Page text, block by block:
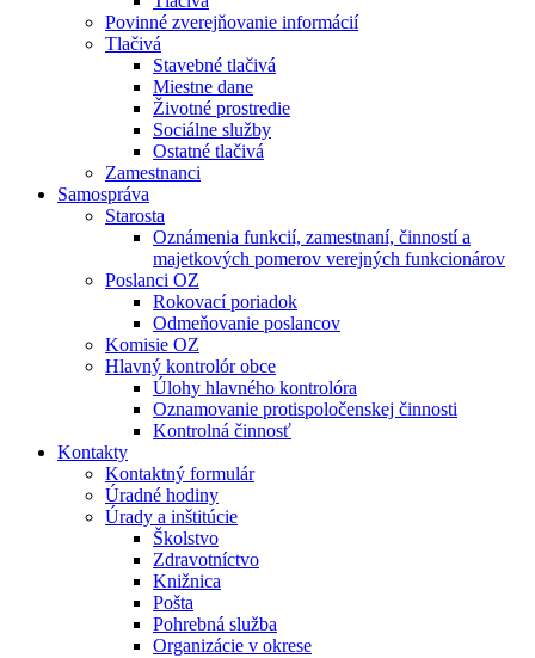
Povinné zverejňovanie informácií
Tlačivá
Stavebné tlačivá
Miestne dane
Životné prostredie
Sociálne služby
Ostatné tlačivá
Zamestnanci
Samospráva
Starosta
Oznámenia funkcií, zamestnaní, činností a
majetkových pomerov verejných funkcionárov
Poslanci OZ
Rokovací poriadok
Odmeňovanie poslancov
Komisie OZ
Hlavný kontrolór obce
Úlohy hlavného kontrolóra
Oznamovanie protispoločenskej činnosti
Kontrolná činnosť
Kontakty
Kontaktný formulár
Úradné hodiny
Úrady a inštitúcie
Školstvo
Zdravotníctvo
Knižnica
Pošta
Pohrebná služba
Organizácie v okrese